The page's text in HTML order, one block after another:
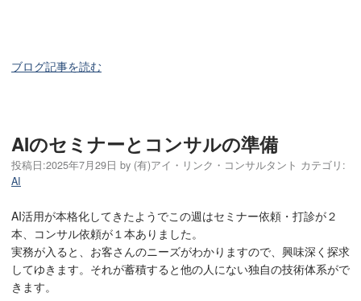
ブログ記事を読む
AIのセミナーとコンサルの準備
投稿日:2025年7月29日 by (有)アイ・リンク・コンサルタント カテゴリ:
AI
AI活用が本格化してきたようでこの週はセミナー依頼・打診が２
本、コンサル依頼が１本ありました。
実務が入ると、お客さんのニーズがわかりますので、興味深く探求
してゆきます。それが蓄積すると他の人にない独自の技術体系がで
きます。